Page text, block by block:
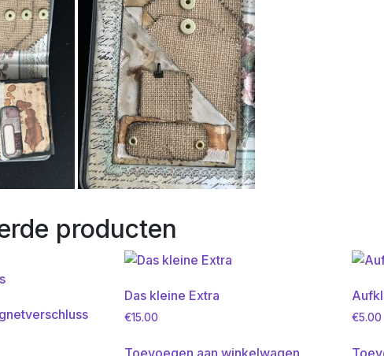
producten
Das kleine Extra
€15.00
Toevoegen aan winkelwagen
€5.00